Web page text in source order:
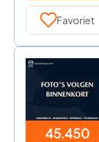
Favoriet
45.450